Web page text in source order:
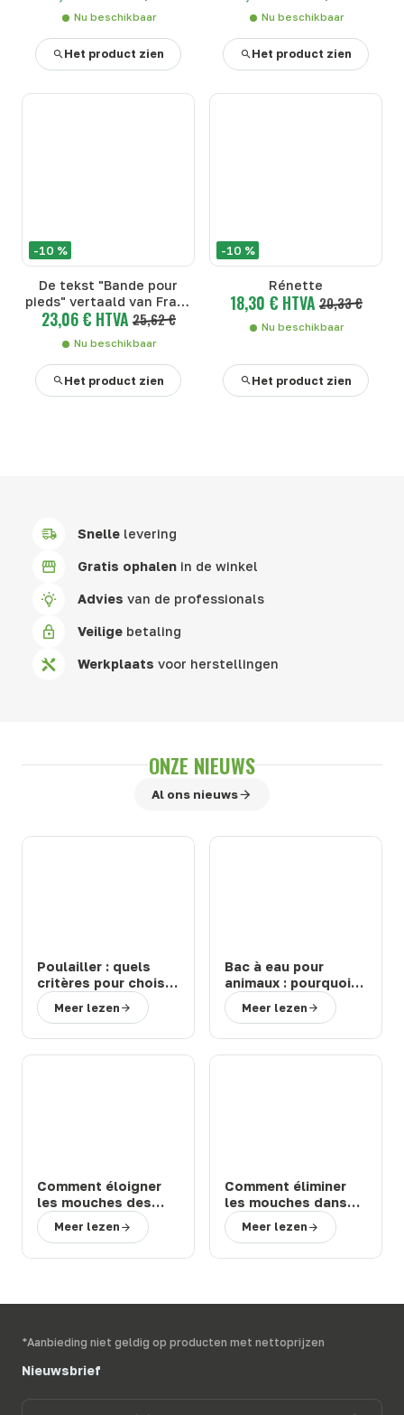
Nu beschikbaar
Het product zien
Nu beschikbaar
Het product zien
-10 %
De tekst "Bande pour
pieds" vertaald van Frans
naar Nederlands is "Band
23,06 € HTVA 25,62 €
Nu beschikbaar
Het product zien
-10 %
Rénette
18,30 € HTVA 20,33 €
Nu beschikbaar
Het product zien
Snelle levering
Gratis ophalen in de winkel
Advies van de professionals
Veilige betaling
Werkplaats voor herstellingen
ONZE NIEUWS
Al ons nieuws
Poulailler : quels
critères pour choisir
un modèle durable
et facile à entretenir
Meer lezen
Bac à eau pour
animaux : pourquoi
choisir un abreuvoir
de la marque Suevia
Meer lezen
Comment éloigner
les mouches des
chevaux et bovins
en prairie : solutions
Meer lezen
Comment éliminer
les mouches dans
une étable ou une
ferme : 3 solutions
Meer lezen
*Aanbieding niet geldig op producten met nettoprijzen
Nieuwsbrief